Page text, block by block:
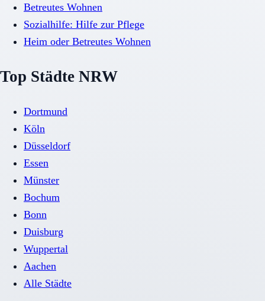
Betreutes Wohnen
Sozialhilfe: Hilfe zur Pflege
Heim oder Betreutes Wohnen
Top Städte NRW
Dortmund
Köln
Düsseldorf
Essen
Münster
Bochum
Bonn
Duisburg
Wuppertal
Aachen
Alle Städte